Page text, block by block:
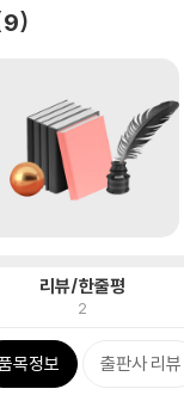
9
리뷰/한줄평
2
목정보 출판사 리뷰